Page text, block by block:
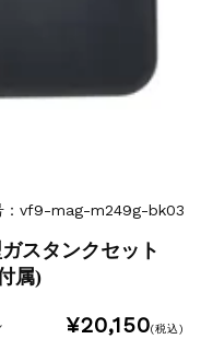
：vf9-mag-m249g-bk03
スタンクセット
属)
¥20,150(税込)